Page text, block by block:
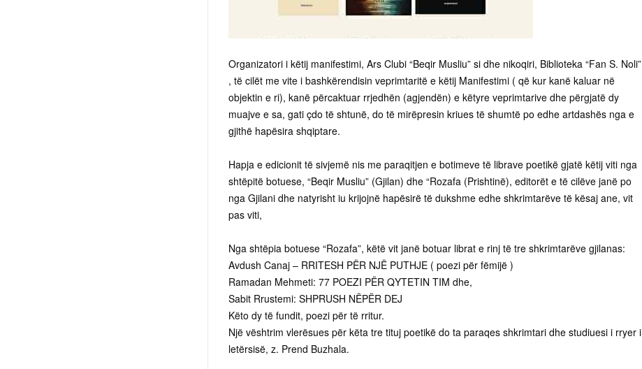
Organizatori i këtij manifestimi, Ars Clubi “Beqir Musliu” si dhe nikoqiri, Biblioteka “Fan S. Noli”
, të cilët me vite i bashkërendisin veprimtaritë e këtij Manifestimi ( që kur kanë kaluar në
objektin e ri), kanë përcaktuar rrjedhën (agjendën) e këtyre veprimtarive dhe përgjatë dy
muajve e sa, gati çdo të shtunë, do të mirëpresin kriues të shumtë po edhe artdashës nga e
gjithë hapësira shqiptare.
Hapja e edicionit të sivjemë nis me paraqitjen e botimeve të librave poetikë gjatë këtij viti nga
shtëpitë botuese, “Beqir Musliu” (Gjilan) dhe “Rozafa (Prishtinë), editorët e të cilëve janë po
nga Gjilani dhe natyrisht iu krijojnë hapësirë të dukshme edhe shkrimtarëve të kësaj ane, vit
pas viti,
Nga shtëpia botuese “Rozafa”, këtë vit janë botuar librat e rinj të tre shkrimtarëve gjilanas:
Avdush Canaj – RRITESH PËR NJË PUTHJE ( poezi për fëmijë )
Ramadan Mehmeti: 77 POEZI PËR QYTETIN TIM dhe,
Sabit Rrustemi: SHPRUSH NËPËR DEJ
Këto dy të fundit, poezi për të rritur.
Një vështrim vlerësues për këta tre tituj poetikë do ta paraqes shkrimtari dhe studiuesi i rryer i
letërsisë, z. Prend Buzhala.